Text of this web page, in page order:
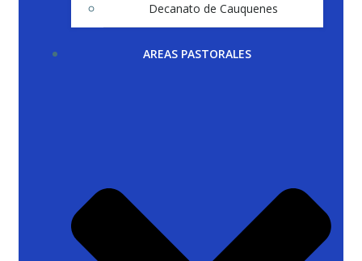
Decanato de Cauquenes
AREAS PASTORALES